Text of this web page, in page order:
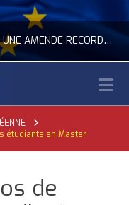
LA COMMISSION EUROPÉENNE INFLIGE UNE AMENDE RECORD À GOOGLE
EUROPE, NUMÉRIQUE- DIGITAL
étudiants en Master
de